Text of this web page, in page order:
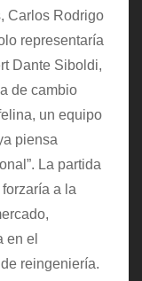
Carlos Rodrigo
representaría
Dante Siboldi,
de cambio
un equipo
piensa
La partida
a la
en el
reingeniería.